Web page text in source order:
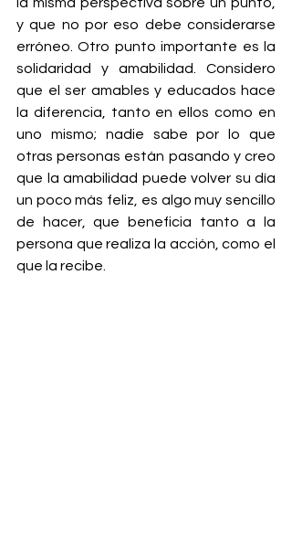
y que no por eso debe considerarse
erróneo. Otro punto importante es la
solidaridad y amabilidad. Considero
que el ser amables y educados hace
la diferencia, tanto en ellos como en
uno mismo; nadie sabe por lo que
otras personas están pasando y creo
que la amabilidad puede volver su día
un poco más feliz, es algo muy sencillo
de hacer, que beneficia tanto a la
persona que realiza la acción, como el
que la recibe.